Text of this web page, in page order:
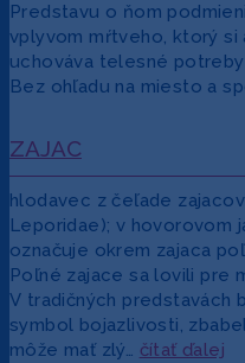
Predstavu o ňom
vplyvom mŕtveho, ktorý si
uchováva telesné
Bez ohľadu na miesto a
ZAJAC
hlodavec z čeľade
Leporidae); v hovorovom
označuje okrem zajaca
Poľné zajace sa lovili pre
V tradičných predstavách
symbol bojazlivosti,
môže mať zlý… čítať ďalej